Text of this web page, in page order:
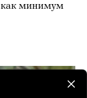
как минимум